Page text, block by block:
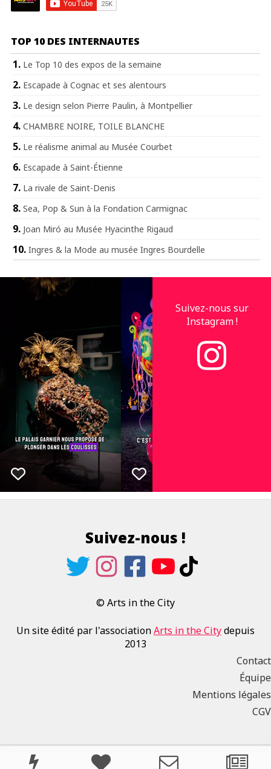
TOP 10 DES INTERNAUTES
Le Top 10 des expos de la semaine
Escapade à Cognac et ses alentours
Le design selon Pierre Paulin, à Montpellier
CHAMBRE NOIRE, TOILE BLANCHE
Le réalisme animal au Musée Courbet
Escapade à Saint-Étienne
La rivale de Saint-Denis
Sea, Pop & Sun à la Fondation Carmignac
Joan Miró au Musée Hyacinthe Rigaud
Ingres & la Mode au musée Ingres Bourdelle
Suivez-nous sur
Instagram !
Suivez-nous !
© Arts in the City
Un site édité par l'associationArts in the Citydepuis
2013
Contact
Équipe
Mentions légales
CGV